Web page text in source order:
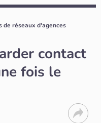
de réseaux d'agences
contact
fois le